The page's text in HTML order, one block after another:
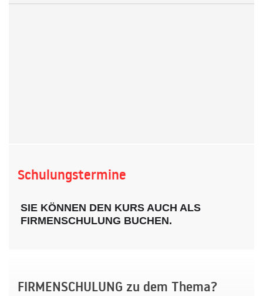
Schulungstermine
SIE KÖNNEN DEN KURS AUCH ALS
FIRMENSCHULUNG BUCHEN.
FIRMENSCHULUNG zu dem Thema?